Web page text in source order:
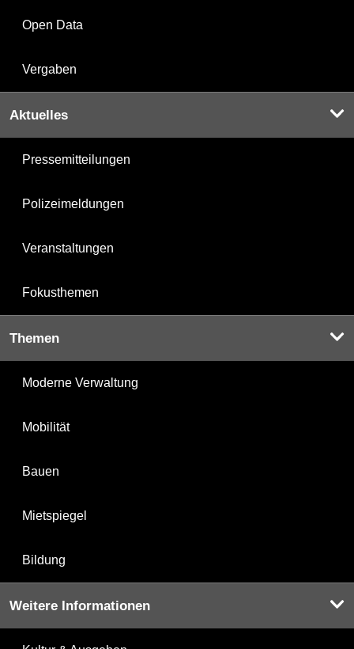
Open Data
Vergaben
Aktuelles
Pressemitteilungen
Polizeimeldungen
Veranstaltungen
Fokusthemen
Themen
Moderne Verwaltung
Mobilität
Bauen
Mietspiegel
Bildung
Weitere Informationen